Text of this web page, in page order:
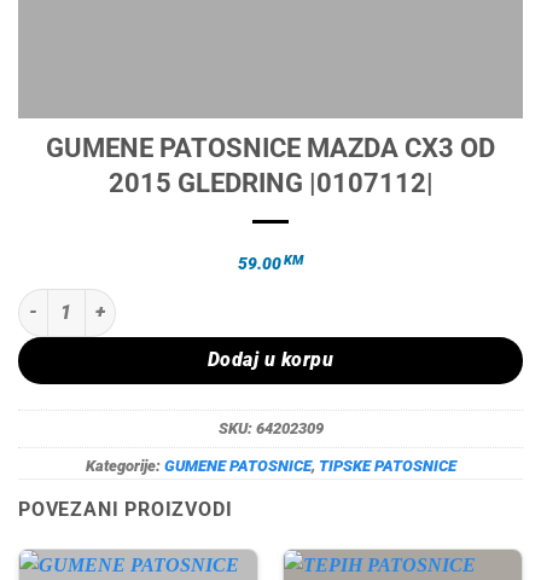
GUMENE PATOSNICE MAZDA CX3 OD
2015 GLEDRING |0107112|
59.00KM
GUMENE PATOSNICE MAZDA CX3 OD 2015 GLEDRING |0107112|
Dodaj u korpu
SKU: 64202309
Kategorije: GUMENE PATOSNICE, TIPSKE PATOSNICE
POVEZANI PROIZVODI